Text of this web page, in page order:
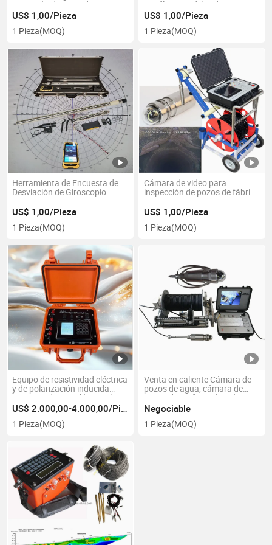
Detección de Agua de Tierra,
Dzd-6A Medidores de
Resistividad para Exploración
de Agua Subterránea, Medidor
US$ 1,00/Pieza
1 Pieza(MOQ)
Geofísica Medidor de
Resistividad Geofísico
Terrámetro
US$ 1,00/Pieza
1 Pieza(MOQ)
Herramienta de Encuesta de
Desviación de Giroscopio
Inclinómetro de Giroscopio
Inclinómetro de Pozo
Inclinómetro Geotécnico
Inclinómetro de Giroscopio
Norte Encuesta de Giroscopio
US$ 1,00/Pieza
1 Pieza(MOQ)
Cámara de video para
inspección de pozos de fábrica
de China, cámara de video de
alta resolución para
inspección de agujeros,
cámara de video submarina
US$ 1,00/Pieza
1 Pieza(MOQ)
Equipo de resistividad eléctrica
y de polarización inducida
para estudios geológicos de
prospección de aguas
subterráneas y exploración
mineral
US$ 2.000,00-4.000,00/Pieza
1 Pieza(MOQ)
Venta en caliente Cámara de
pozos de agua, cámara de
pozos de perforación, cámara
de pozos de perforación
Underground Cámara de
sondeo de pozos profundos
Negociable
1 Pieza(MOQ)